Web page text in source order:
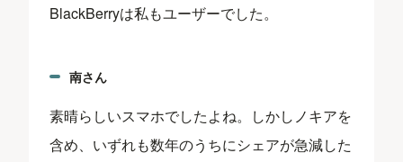
BlackBerryは私もユーザーでした。
南さん
素晴らしいスマホでしたよね。しかしノキアを
含め、いずれも数年のうちにシェアが急減した